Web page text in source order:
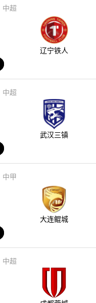
中超
辽宁铁人
中超
武汉三镇
中甲
大连鲲城
中超